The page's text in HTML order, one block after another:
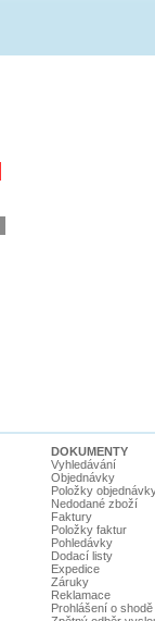
DOKUMENTY
Vyhledávání
Objednávky
Položky
Nedodané zboží
Faktury
Položky faktur
Pohledávky
Dodací listy
Expedice
Záruky
Reklamace
Prohlášení o shodě